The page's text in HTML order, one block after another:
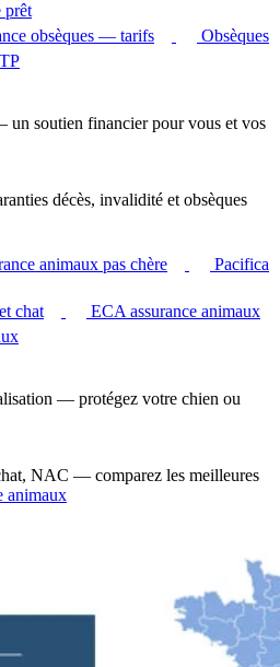
prêt
obsèques — tarifs
Obsèques
un soutien financier pour vous et vos
décès, invalidité et obsèques
animaux pas chère
Pacifica
chat
ECA assurance animaux
— protégez votre chien ou
NAC — comparez les meilleures
animaux